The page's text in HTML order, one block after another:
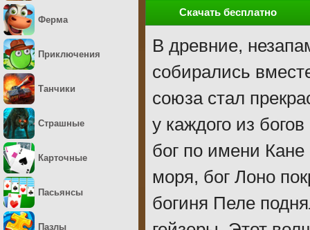
Скачать бесплатно
В древние,
собирались
союза стал
у каждого из
бог по имени
моря, бог Лоно
богиня Пеле
Ферма
Приключения
Танчики
Страшные
Карточные
Пасьянсы
Пазлы